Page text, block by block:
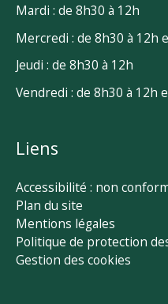
Mardi : de 8h30 à 12h
Mercredi : de 8h30 à 12h
Jeudi : de 8h30 à 12h
Vendredi : de 8h30 à 12h
Liens
Accessibilité : non
Plan du site
Mentions légales
Politique de protection
Gestion des cookies